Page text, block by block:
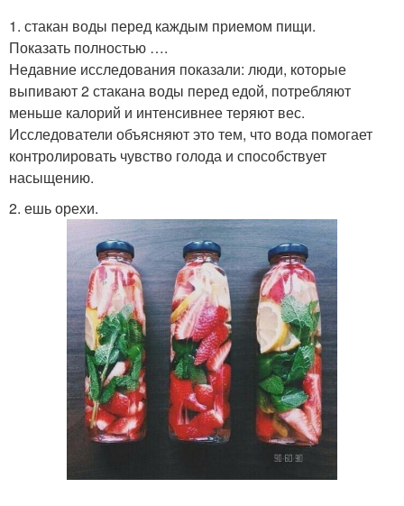
1. стакан воды перед каждым приемом пищи.
Показать полностью ….
Недавние исследования показали: люди, которые
выпивают 2 стакана воды перед едой, потребляют
меньше калорий и интенсивнее теряют вес.
Исследователи объясняют это тем, что вода помогает
контролировать чувство голода и способствует
насыщению.
2. ешь орехи.